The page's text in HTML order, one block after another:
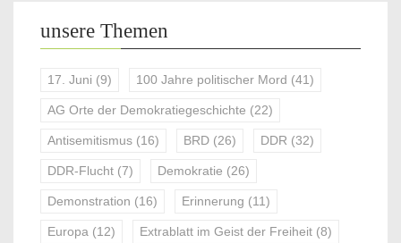
unsere Themen
17. Juni (9) 100 Jahre politischer Mord (41)
AG Orte der Demokratiegeschichte (22)
Antisemitismus (16) BRD (26) DDR (32)
DDR-Flucht (7) Demokratie (26)
Demonstration (16) Erinnerung (11)
Europa (12) Extrablatt im Geist der Freiheit (8)